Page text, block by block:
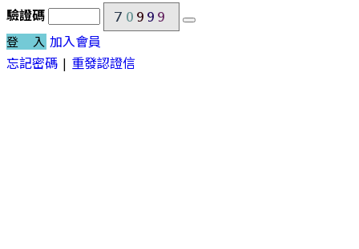
驗證碼
登 入 加入會員
忘記密碼 | 重發認證信